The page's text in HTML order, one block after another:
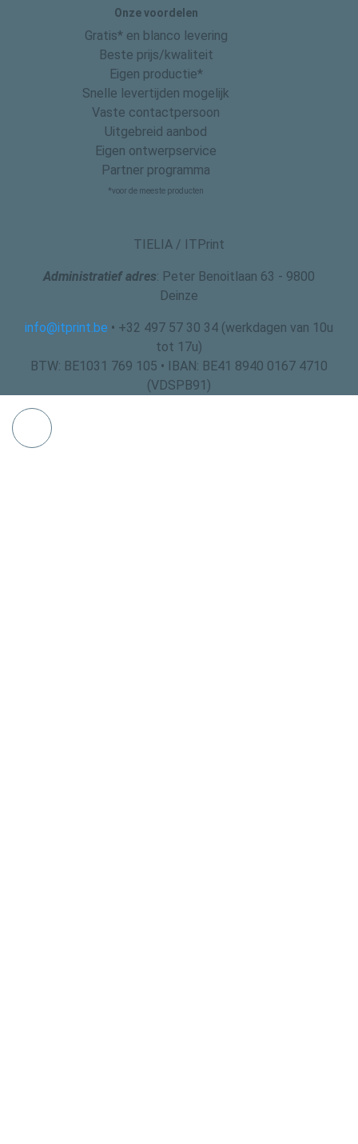
Onze voordelen
Gratis* en blanco levering
Beste prijs/kwaliteit
Eigen productie*
Snelle levertijden mogelijk
Vaste contactpersoon
Uitgebreid aanbod
Eigen ontwerpservice
Partner programma
*voor de meeste producten
TIELIA / ITPrint
Administratief adres: Peter Benoitlaan 63 - 9800
Deinze
info@itprint.be • +32 497 57 30 34 (werkdagen van 10u
tot 17u)
BTW: BE1031 769 105 • IBAN: BE41 8940 0167 4710
(VDSPB91)